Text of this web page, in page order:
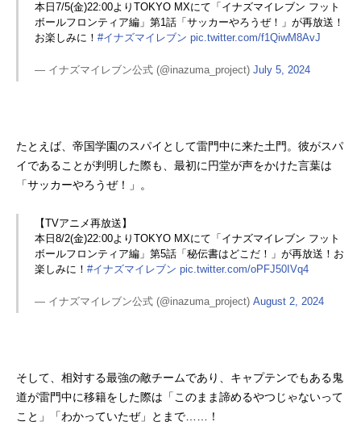
本日7/5(金)22:00よりTOKYO MXにて「イナズマイレブン フット
ボールフロンティア編」第1話「サッカーやろうぜ！」が再放送！
お楽しみに！ #イナズマイレブン pic.twitter.com/f1QiwM8AvJ
— イナズマイレブン公式 (@inazuma_project) July 5, 2024
たとえば、帝国学園のスパイとして雷門中に来た土門。彼がスパ
イであることが判明した際も、最初に円堂が声をかけた言葉は
「サッカーやろうぜ！」。
【TVアニメ再放送】
本日8/2(金)22:00よりTOKYO MXにて「イナズマイレブン フット
ボールフロンティア編」第5話「秘伝書はどこだ！」が再放送！お
楽しみに！ #イナズマイレブン pic.twitter.com/oPFJ50IVq4
— イナズマイレブン公式 (@inazuma_project) August 2, 2024
そして、相対する最強の敵チームであり、キャプテンでもある鬼
道が雷門中に移籍をした際は「このまま諦めるやつじゃないって
こと」「わかっていたぜ」とまで……！